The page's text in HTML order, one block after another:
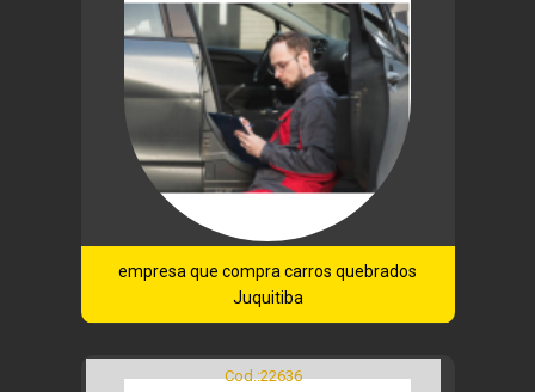
empresa que compra carros quebrados
Juquitiba
Cod.:22636